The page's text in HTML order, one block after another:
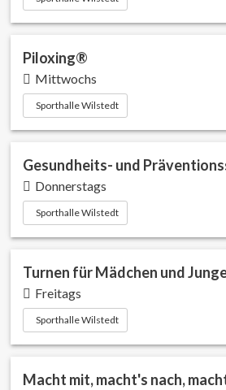
Piloxing®
Mittwochs
Sporthalle Wilstedt
Gesundheits- und
Donnerstags
Sporthalle Wilstedt
Turnen für Mädchen und
Freitags
Sporthalle Wilstedt
Macht mit, macht's nach,